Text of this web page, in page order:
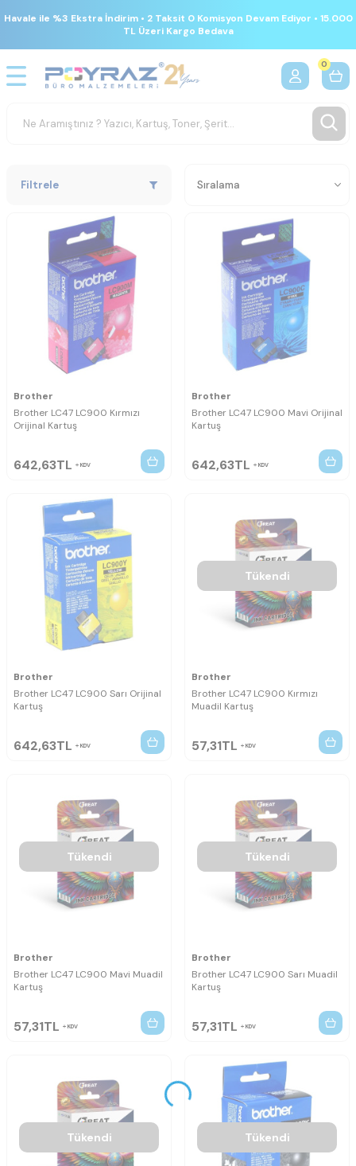
Havale ile %3 Ekstra İndirim • 2 Taksit 0 Komisyon Devam Ediyor • 15.000
TL Üzeri Kargo Bedava
0
Filtrele
Brother
Brother LC47 LC900 Kırmızı
Orijinal Kartuş
642,63TL KDV
Brother
Brother LC47 LC900 Mavi Orijinal
Kartuş
642,63TL KDV
Brother
Brother LC47 LC900 Sarı Orijinal
Kartuş
642,63TL KDV
Tükendi
Brother
Brother LC47 LC900 Kırmızı
Muadil Kartuş
57,31TL KDV
Tükendi
Brother
Brother LC47 LC900 Mavi Muadil
Kartuş
57,31TL KDV
Tükendi
Brother
Brother LC47 LC900 Sarı Muadil
Kartuş
57,31TL KDV
Tükendi Tükendi